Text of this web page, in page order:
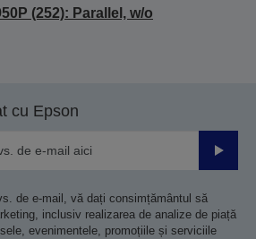
(252): Parallel, w/o
cu Epson
de e-mail, vă dați consimțământul să
inclusiv realizarea de analize de piață
evenimentele, promoțiile și serviciile